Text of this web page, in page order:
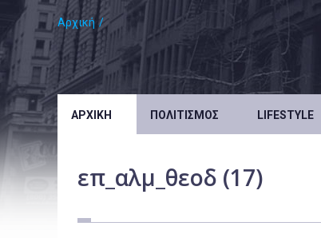
Αρχική /
ΑΡΧΙΚΉ ΠΟΛΙΤΙΣΜΌΣ LIFESTYLE
επ_αλμ_θεοδ (17)